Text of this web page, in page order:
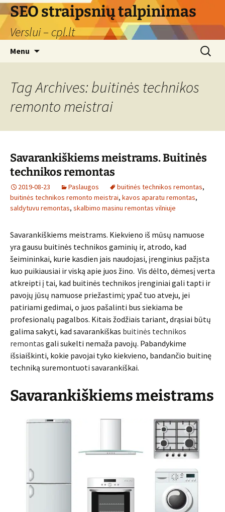
Skip
to
content
SEO straipsnių talpinimas
Verslui – cpl.lt
Menu
Search
for:
Tag Archives: buitinės technikos
remonto meistrai
Savarankiškiems meistrams. Buitinės
technikos remontas
2019-08-23 Paslaugos buitinės technikos remontas,
buitinės technikos remonto meistrai, kavos aparatu remontas,
saldytuvu remontas, skalbimo masinu remontas vilniuje
Savarankiškiems meistrams. Kiekvieno iš mūsų namuose
yra gausu buitinės technikos gaminių ir, atrodo, kad
šeimininkai, kurie kasdien jais naudojasi, įrenginius pažįsta
kuo puikiausiai ir viską apie juos žino. Vis dėlto, dėmesį verta
atkreipti į tai, kad buitinės technikos įrenginiai gali tapti ir
pavojų jūsų namuose priežastimi; ypač tuo atveju, jei
patiriami gedimai, o juos pašalinti bus siekiama be
profesionalų pagalbos. Kitais žodžiais tariant, drąsiai būtų
galima sakyti, kad savarankiškas buitinės technikos
remontas gali sukelti nemaža pavojų. Pabandykime
išsiaiškinti, kokie pavojai tyko kiekvieno, bandančio buitinę
techniką suremontuoti savarankiškai.
Savarankiškiems meistrams